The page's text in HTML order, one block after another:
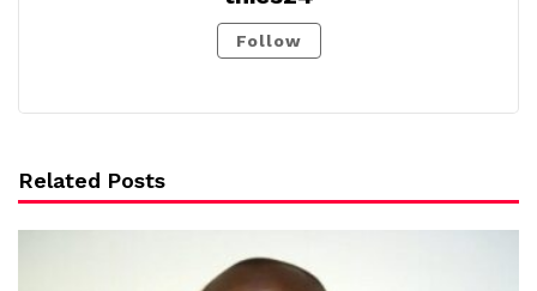
Follow
Related Posts